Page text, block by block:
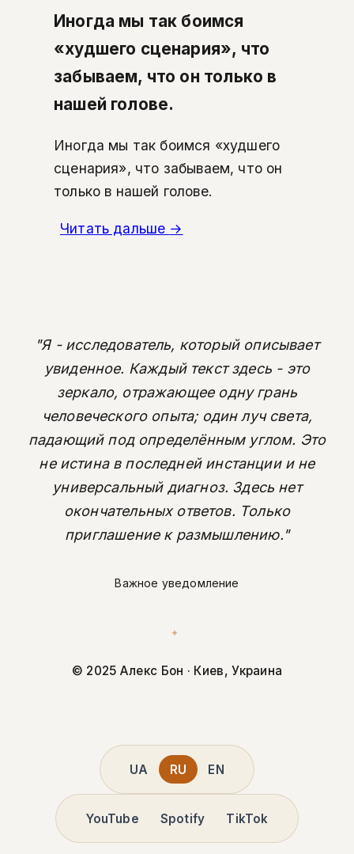
Иногда мы так боимся
«худшего сценария», что
забываем, что он только в
нашей голове.
Иногда мы так боимся «худшего
сценария», что забываем, что он
только в нашей голове.
Читать дальше →
"Я - исследователь, который описывает
увиденное. Каждый текст здесь - это
зеркало, отражающее одну грань
человеческого опыта; один луч света,
падающий под определённым углом. Это
не истина в последней инстанции и не
универсальный диагноз. Здесь нет
окончательных ответов. Только
приглашение к размышлению."
Важное уведомление
✦
© 2025 Алекс Бон · Киев, Украина
UA RU EN
YouTube Spotify TikTok